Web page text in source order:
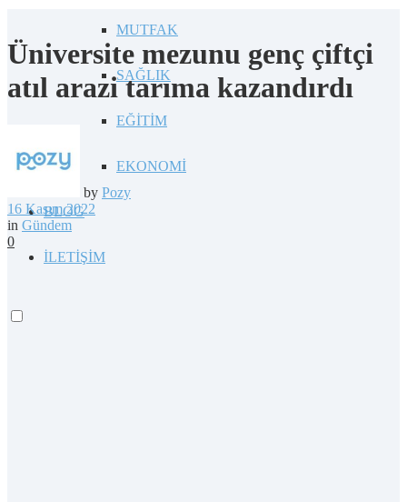
MUTFAK
SAĞLIK
EĞİTİM
EKONOMİ
BLOG
İLETİŞİM
Üniversite mezunu genç çiftçi
atıl arazi tarıma kazandırdı
by Pozy
16 Kasım 2022
in Gündem
0